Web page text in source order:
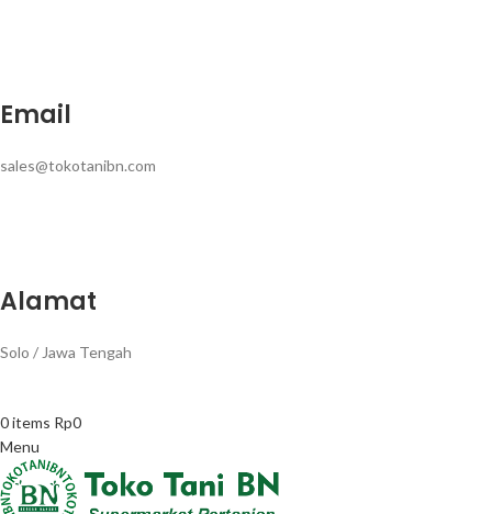
Email
sales@tokotanibn.com
Alamat
Solo / Jawa Tengah
0items Rp0
Menu